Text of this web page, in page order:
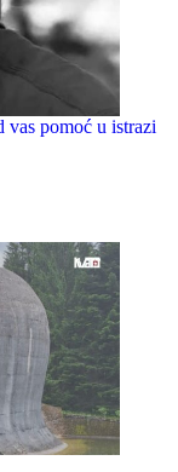
pomoć u istrazi